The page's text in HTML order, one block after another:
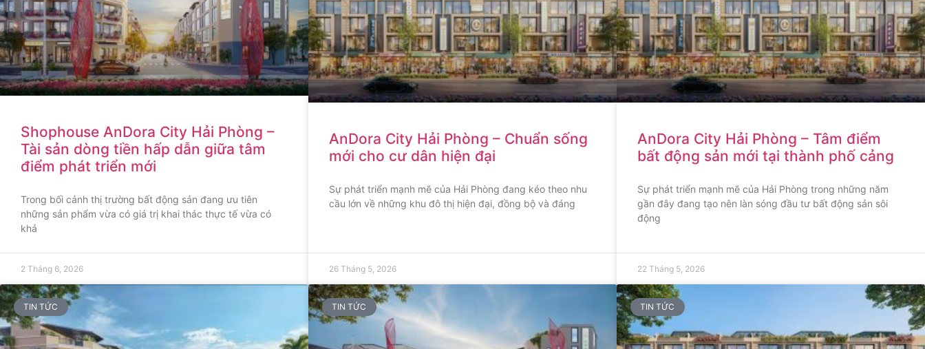
Shophouse AnDora City Hải Phòng –
Tài sản dòng tiền hấp dẫn giữa tâm
điểm phát triển mới
Trong bối cảnh thị trường bất động sản đang ưu tiên
những sản phẩm vừa có giá trị khai thác thực tế vừa có
khả
2 Tháng 6, 2026
AnDora City Hải Phòng – Chuẩn sống
mới cho cư dân hiện đại
Sự phát triển mạnh mẽ của Hải Phòng đang kéo theo nhu
cầu lớn về những khu đô thị hiện đại, đồng bộ và đáng
26 Tháng 5, 2026
AnDora City Hải Phòng – Tâm điểm
bất động sản mới tại thành phố cảng
Sự phát triển mạnh mẽ của Hải Phòng trong những năm
gần đây đang tạo nên làn sóng đầu tư bất động sản sôi
động
22 Tháng 5, 2026
TIN TỨC TIN TỨC TIN TỨC